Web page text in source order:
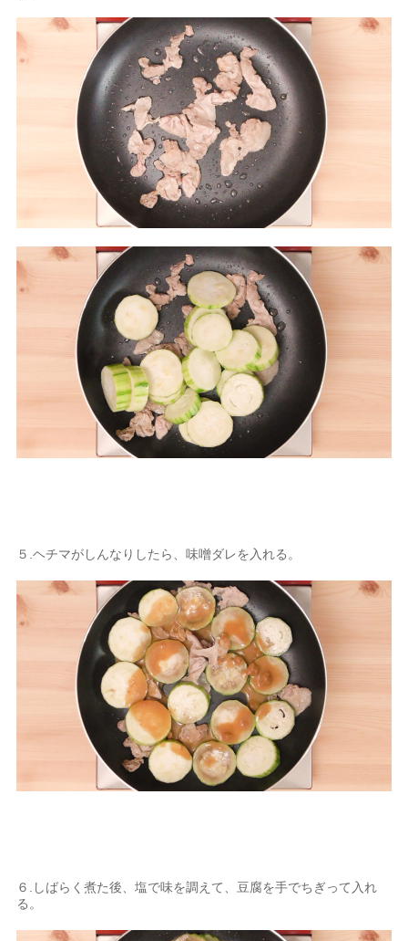
５.ヘチマがしんなりしたら、味噌ダレを入れる。
６.しばらく煮た後、塩で味を調えて、豆腐を手でちぎって入れ
る。